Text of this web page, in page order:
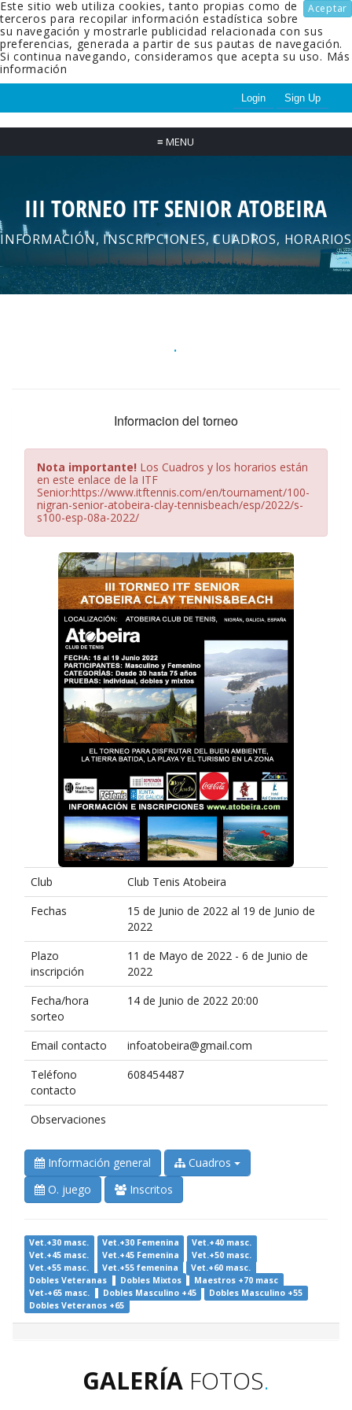
Aceptar
Este sitio web utiliza cookies, tanto propias como de
terceros para recopilar información estadística sobre
su navegación y mostrarle publicidad relacionada con sus
preferencias, generada a partir de sus pautas de navegación.
Si continua navegando, consideramos que acepta su uso. Más
información
Login Sign Up
≡ MENU
III TORNEO ITF SENIOR ATOBEIRA
INFORMACIÓN, INSCRIPCIONES, CUADROS, HORARIOS
.
Informacion del torneo
Nota importante! Los Cuadros y los horarios están
en este enlace de la ITF
Senior:https://www.itftennis.com/en/tournament/100-
nigran-senior-atobeira-clay-tennisbeach/esp/2022/s-
s100-esp-08a-2022/
Club
Club Tenis Atobeira
Fechas
15 de Junio de 2022 al 19 de Junio de
2022
Plazo
inscripción
11 de Mayo de 2022 - 6 de Junio de
2022
Fecha/hora
sorteo
14 de Junio de 2022 20:00
Email contacto
infoatobeira@gmail.com
Teléfono
contacto
608454487
Observaciones
Información general
Cuadros
O. juego
Inscritos
Vet.+30 masc. Vet.+30 Femenina
Vet.+40 masc.
Vet.+45 masc.
Vet.+45 Femenina
Vet.+50 masc.
Vet.+55 masc.
Vet.+55 femenina
Vet.+60 masc.
Dobles Veteranas
Dobles Mixtos
Maestros +70 masc
Vet-+65 masc.
Dobles Masculino +45
Dobles Masculino +55
Dobles Veteranos +65
GALERÍA FOTOS.